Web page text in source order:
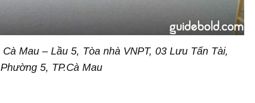
Cà Mau – Lầu 5, Tòa nhà VNPT, 03 Lưu Tấn Tài,
Phường 5, TP.Cà Mau